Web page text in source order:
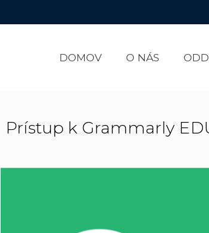
DOMOV O NÁS
Prístup k Grammarly